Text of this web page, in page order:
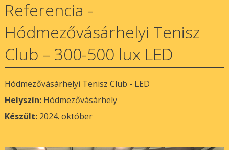
Referencia -
Hódmezővásárhelyi Tenisz
Club – 300-500 lux LED
Hódmezővásárhelyi Tenisz Club - LED
Helyszín: Hódmezővásárhely
Készült: 2024. október